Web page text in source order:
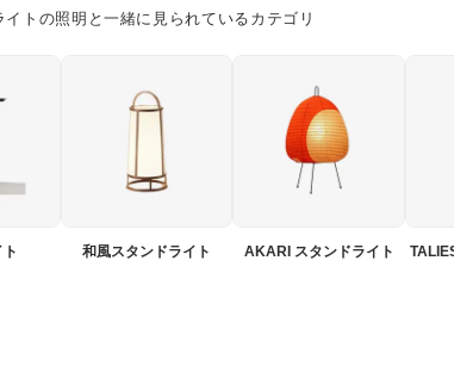
イトの照明と一緒に見られているカテゴリ
和風スタンドライト AKARI スタンドライト